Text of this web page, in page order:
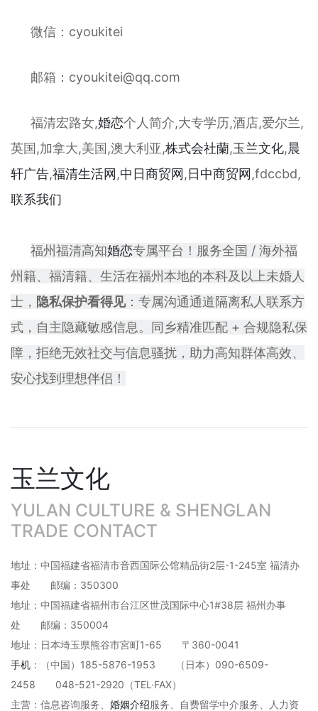
微信：cyoukitei
邮箱： cyoukitei@qq.com
福清宏路女,婚恋个人简介,大专学历,酒店,爱尔兰,
英国,加拿大,美国,澳大利亚,株式会社蘭,玉兰文化,晨
轩广告,福清生活网 ,中日商贸网 ,日中商贸网 ,fdccbd,
联系我们
福州福清高知婚恋专属平台！服务全国 / 海外福
州籍、福清籍、生活在福州本地的本科及以上未婚人
士， 隐私保护看得见 ：专属沟通通道隔离私人联系方
式，自主隐藏敏感信息。同乡精准匹配 + 合规隐私保
障，拒绝无效社交与信息骚扰，助力高知群体高效、
安心找到理想伴侣！
玉兰文化
YULAN CULTURE & SHENGLAN
TRADE CONTACT
地址：中国福建省福清市音西国际公馆精品街2层-1-245室 福清办
事处 邮编：350300
地址：中国福建省福州市台江区世茂国际中心1#38层 福州办事
处 邮编：350004
地址：日本埼玉県熊谷市宮町1-65 〒360-0041
手机 ：（中国）185-5876-1953 （日本）090-6509-
2458 048-521-2920（TEL·FAX）
主营：信息咨询服务、 婚姻介绍服务、自费留学中介服务、人力资